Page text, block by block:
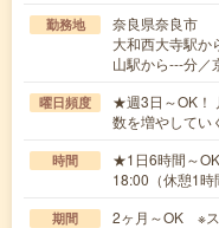
勤務地
奈良県奈良市
大和西大寺駅か
山駅から---分／
曜日頻度
★週3日～OK！
数を増やしてい
時間
★1日6時間～
18:00（休憩1
期間 2ヶ月～OK ※ス